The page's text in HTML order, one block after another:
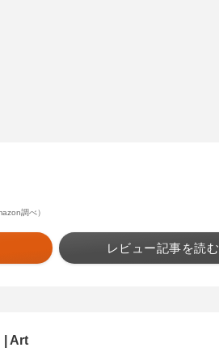
調べ）
レビュー記事を読む
| Art